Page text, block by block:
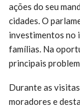
ações do seu
cidades. O
investimentos no
famílias. Na
principais
Durante as
moradores e